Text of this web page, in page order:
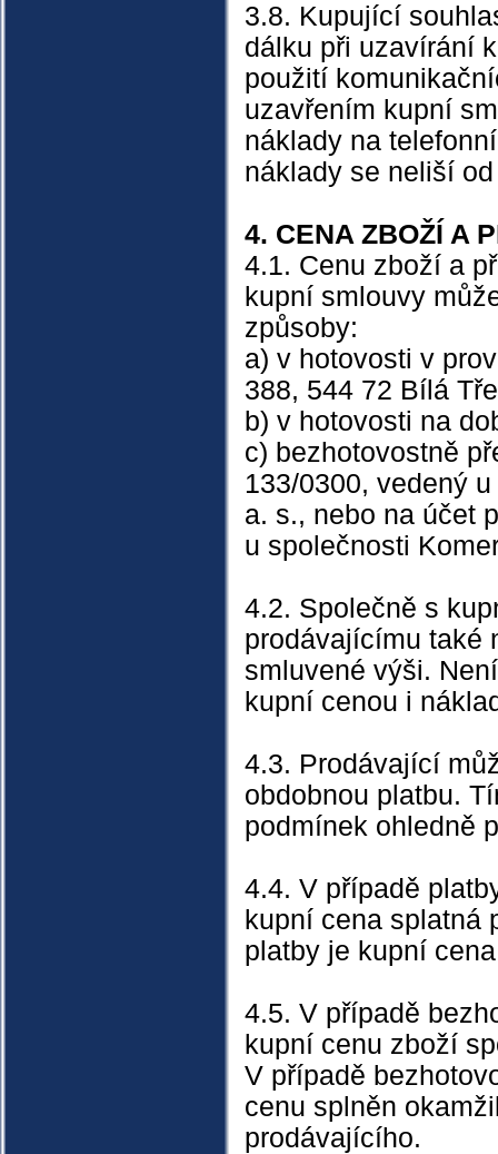
3.8. Kupující
dálku při uzavírání
použití
uzavřením kupní
náklady na
náklady se neliší
4. CENA ZBOŽÍ A
4.1. Cenu zboží a
kupní smlouvy
způsoby:
a) v hotovosti v
388, 544 72 Bílá
b) v hotovosti na
c) bezhotovostně
133/0300, vedený
a. s., nebo na účet
u společnosti
4.2. Společně s
prodávajícímu také
smluvené výši.
kupní cenou i
4.3. Prodávající
obdobnou platbu.
podmínek ohledně
4.4. V případě
kupní cena splatná
platby je kupní
4.5. V případě
kupní cenu zboží
V případě
cenu splněn
prodávajícího.